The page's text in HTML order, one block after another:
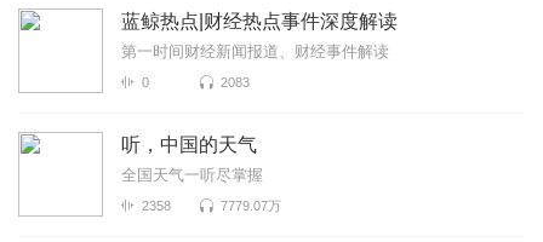
蓝鲸热点|财经热点事件深度解读
第一时间财经新闻报道、财经事件解读
0 2083
听，中国的天气
全国天气一听尽掌握
2358 7779.07万